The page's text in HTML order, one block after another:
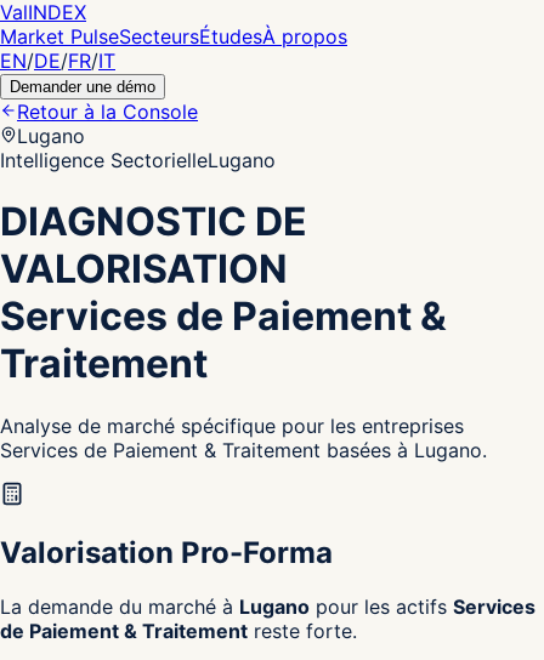
ValINDEX
Market PulseSecteursÉtudesÀ propos
EN/DE/FR/IT
Demander une démo
Retour à la Console
Lugano
Intelligence SectorielleLugano
DIAGNOSTIC DE
VALORISATION
Services de Paiement &
Traitement
Analyse de marché spécifique pour les entreprises
Services de Paiement & Traitement basées à Lugano.
Valorisation Pro-Forma
La demande du marché à Lugano pour les actifs Services
de Paiement & Traitement reste forte.